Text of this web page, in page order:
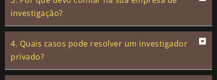
investigação?
4. Quais casos pode resolver um investigador
privado?